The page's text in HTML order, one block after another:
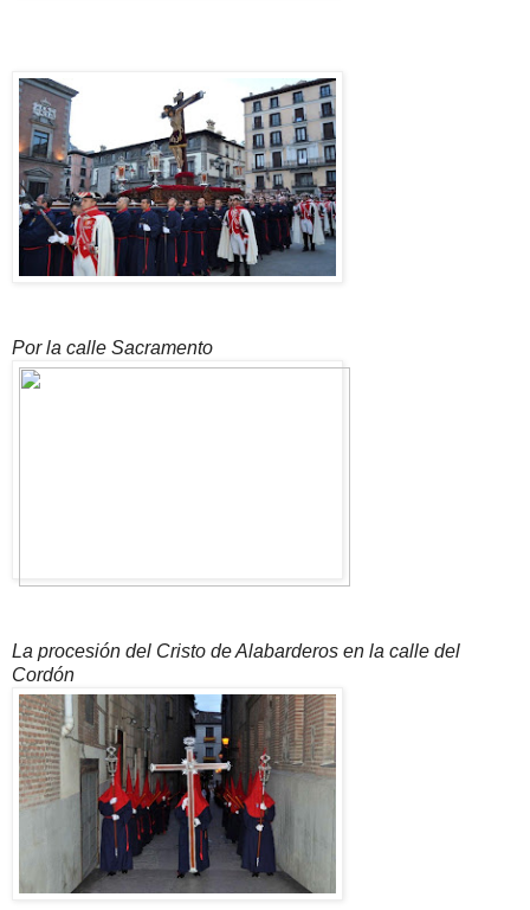
Por la calle Sacramento
La procesión del Cristo de Alabarderos en la calle del
Cordón